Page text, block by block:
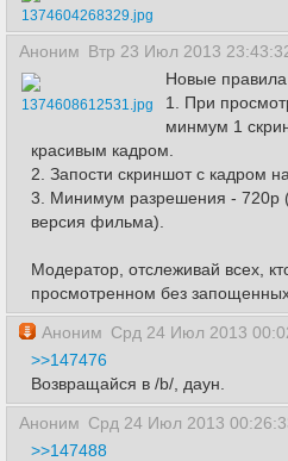
1374604268329.jpg
Аноним Втр 23 Июл 2013
1374608612531.jpg
Новые
1. При
минмум 1
красивым кадром.
2. Запости скриншот с кадром
3. Минимум разрешения - 720p
версия фильма).
Модератор, отслеживай всех,
просмотренном без
Аноним Срд 24 Июл 2013
>>147476
Возвращайся в /b/, даун.
Аноним Срд 24 Июл 2013
>>147488